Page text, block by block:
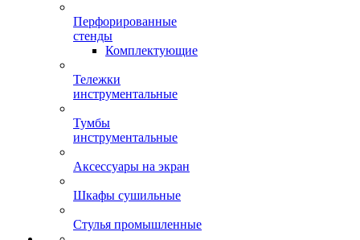
Перфорированные
стенды
Комплектующие
Тележки
инструментальные
Тумбы
инструментальные
Аксессуары на экран
Шкафы сушильные
Стулья промышленные